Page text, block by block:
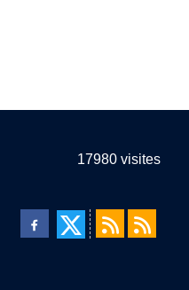
17980 visites